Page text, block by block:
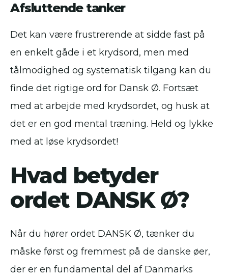
Afsluttende tanker
Det kan være frustrerende at sidde fast på
en enkelt gåde i et krydsord, men med
tålmodighed og systematisk tilgang kan du
finde det rigtige ord for Dansk Ø. Fortsæt
med at arbejde med krydsordet, og husk at
det er en god mental træning. Held og lykke
med at løse krydsordet!
Hvad betyder
ordet DANSK Ø?
Når du hører ordet DANSK Ø, tænker du
måske først og fremmest på de danske øer,
der er en fundamental del af Danmarks